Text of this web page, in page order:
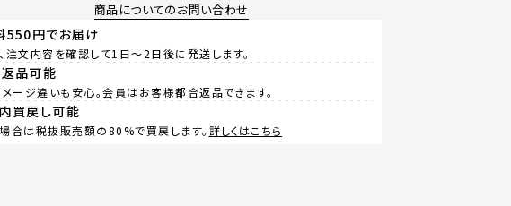
商品についてのお問い合わせ
550円でお届け
注文内容を確認して1日～2日後に発送します。
品可能
メージ違いも安心。会員はお客様都合返品できます。
買戻し可能
合は税抜販売額の80%で買戻します。 詳しくはこちら